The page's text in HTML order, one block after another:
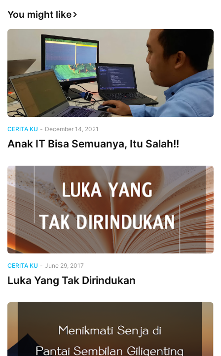
You might like
CERITA KU - December 14, 2021
Anak IT Bisa Semuanya, Itu Salah!!
CERITA KU - June 29, 2017
Luka Yang Tak Dirindukan